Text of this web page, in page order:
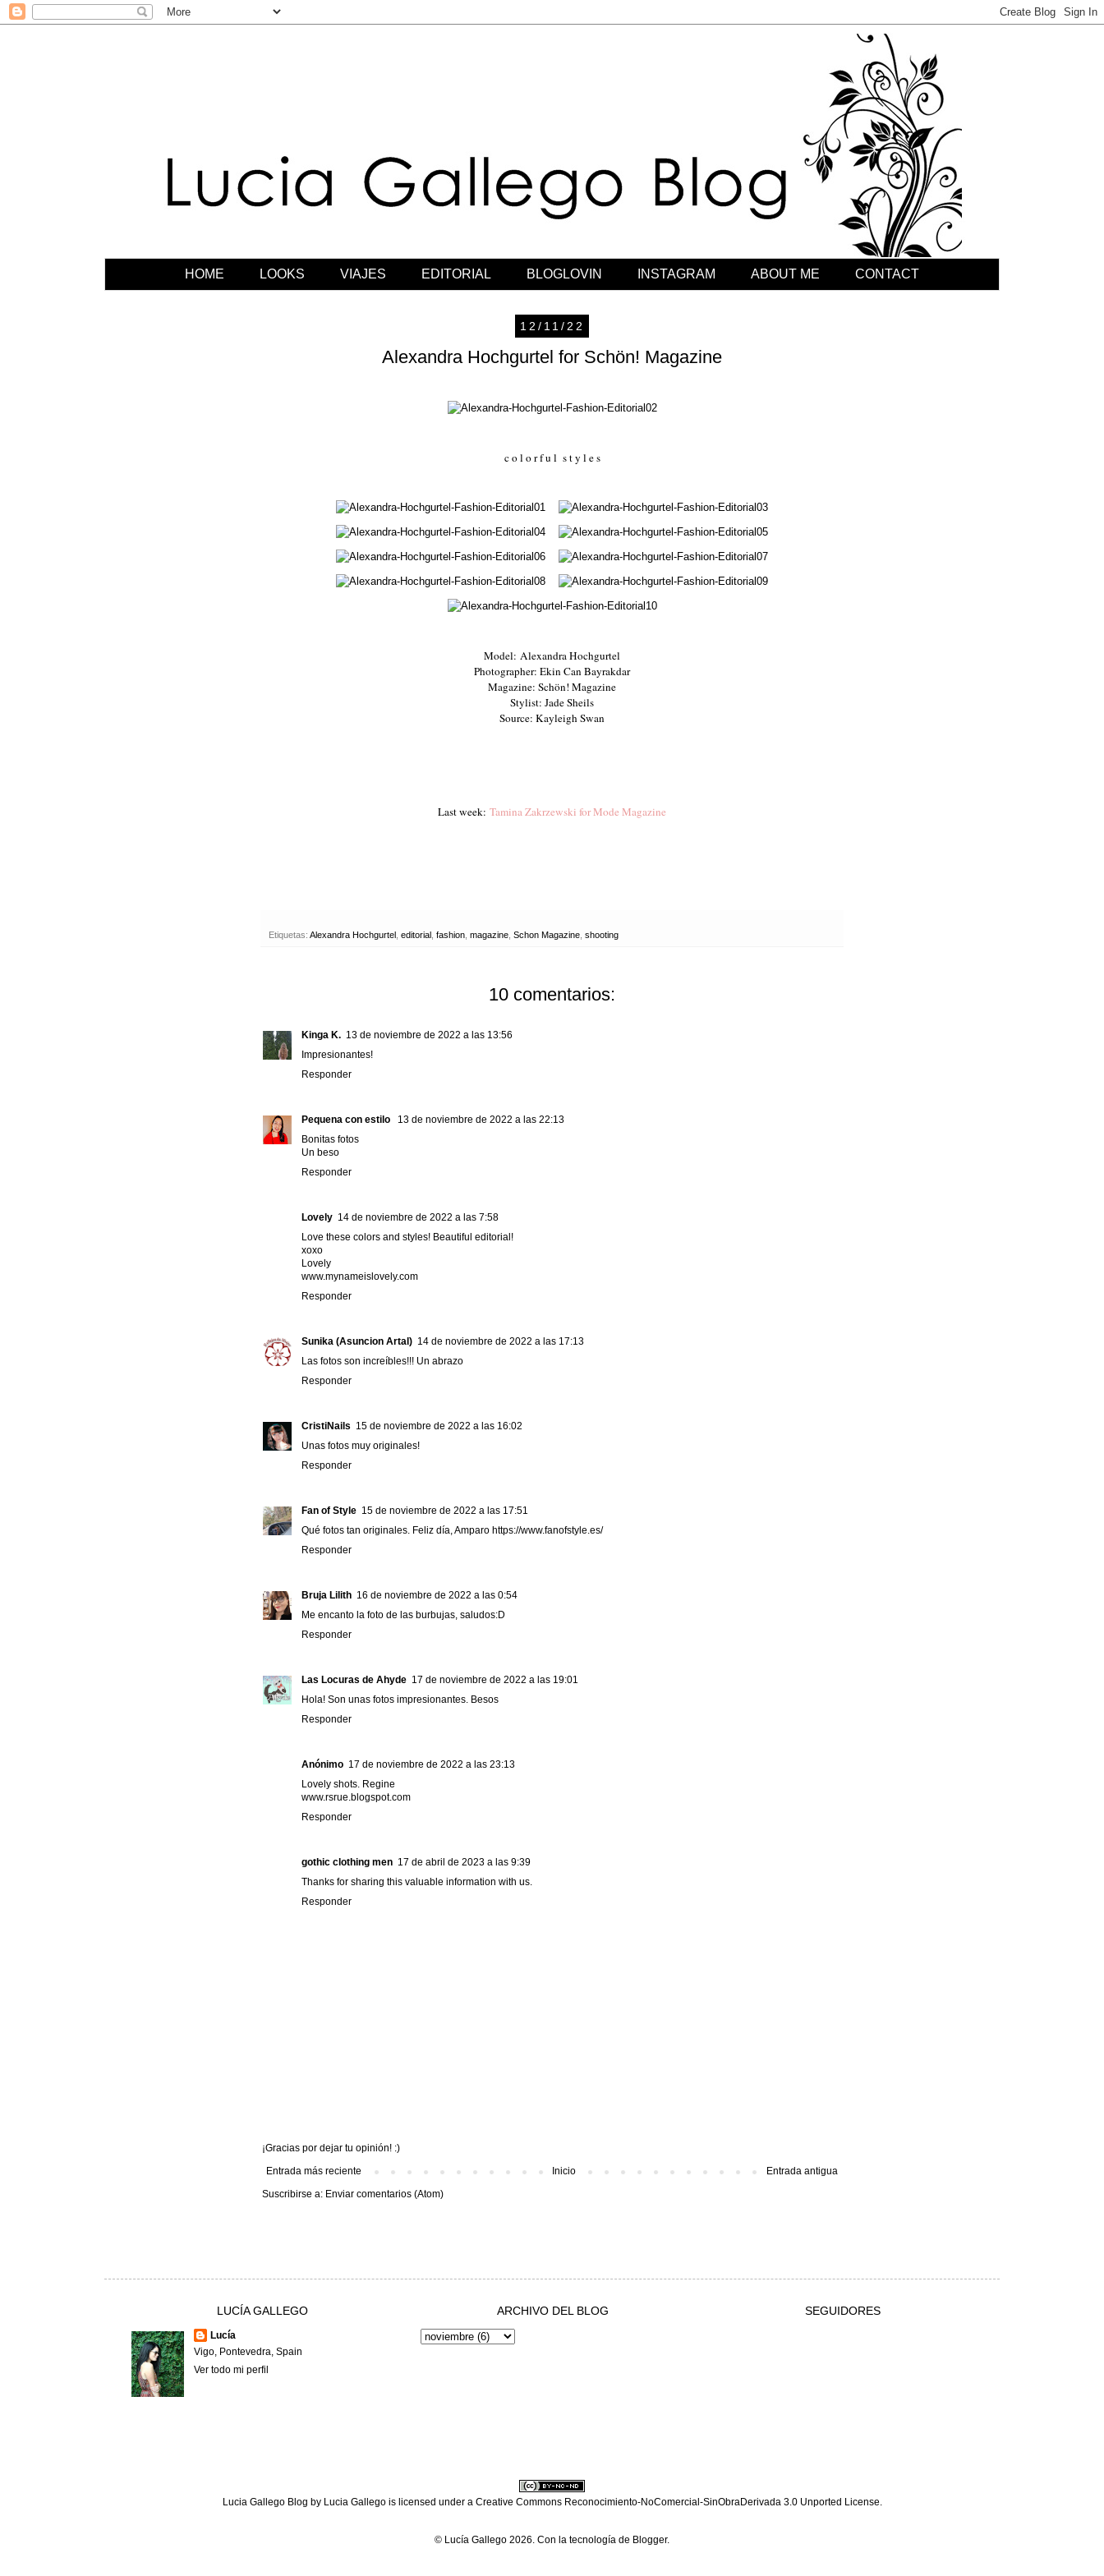
HOME LOOKS VIAJES EDITORIAL BLOGLOVIN INSTAGRAM ABOUT ME CONTACT
12/11/22
Alexandra Hochgurtel for Schön! Magazine
c o l o r f u l s t y l e s
Model: Alexandra Hochgurtel
Photographer: Ekin Can Bayrakdar
Magazine: Schön! Magazine
Stylist: Jade Sheils
Source: Kayleigh Swan
Last week: Tamina Zakrzewski for Mode Magazine
Etiquetas: Alexandra Hochgurtel editorial fashion magazine Schon Magazine shooting
10 comentarios:
Kinga K. 13 de noviembre de 2022 a las 13:56
Impresionantes!
Responder
Pequena con estilo
13 de noviembre de 2022 a las 22:13
Bonitas fotos
Un beso
Responder
Lovely 14 de noviembre de 2022 a las 7:58
Love these colors and styles! Beautiful editorial!
xoxo
Lovely
www.mynameislovely.com
Responder
Sunika (Asuncion Artal) 14 de noviembre de 2022 a las 17:13
Las fotos son increíbles!!! Un abrazo
Responder
CristiNails 15 de noviembre de 2022 a las 16:02
Unas fotos muy originales!
Responder
Fan of Style 15 de noviembre de 2022 a las 17:51
Qué fotos tan originales. Feliz día, Amparo https://www.fanofstyle.es/
Responder
Bruja Lilith 16 de noviembre de 2022 a las 0:54
Me encanto la foto de las burbujas, saludos:D
Responder
Las Locuras de Ahyde 17 de noviembre de 2022 a las 19:01
Hola! Son unas fotos impresionantes. Besos
Responder
Anónimo 17 de noviembre de 2022 a las 23:13
Lovely shots. Regine
www.rsrue.blogspot.com
Responder
gothic clothing men 17 de abril de 2023 a las 9:39
Thanks for sharing this valuable information with us.
Responder
¡Gracias por dejar tu opinión! :)
Entrada más reciente
Entrada antigua
Inicio
Suscribirse a: Enviar comentarios (Atom)
LUCÍA GALLEGO
Lucía
Vigo, Pontevedra, Spain
Ver todo mi perfil
ARCHIVO DEL BLOG SEGUIDORES
Lucia Gallego Blog by Lucia Gallegois licensed under a Creative Commons Reconocimiento-NoComercial-SinObraDerivada 3.0 Unported License
© Lucía Gallego 2026. Con la tecnología de Blogger.